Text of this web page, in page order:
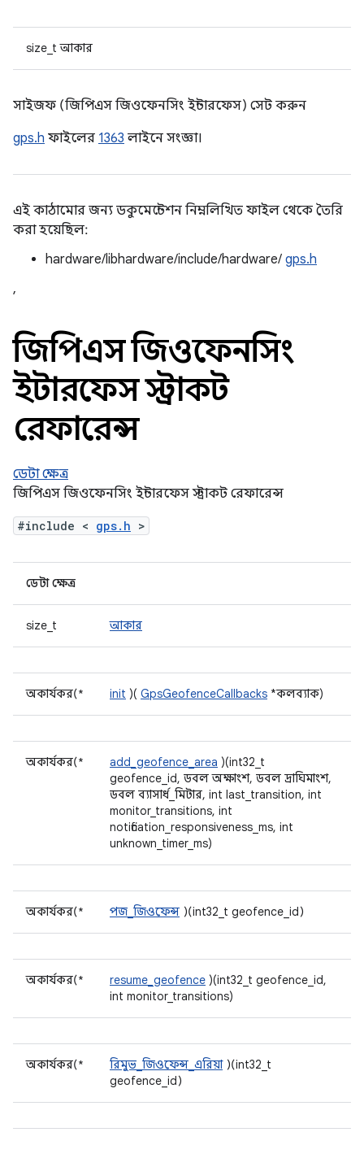
size_t আকার
সাইজফ (জিপিএস জিওফেনসিং ইন্টারফেস) সেট করুন
gps.h ফাইলের 1363 লাইনে সংজ্ঞা।
এই কাঠামোর জন্য ডকুমেন্টেশন নিম্নলিখিত ফাইল থেকে তৈরি
করা হয়েছিল:
hardware/libhardware/include/hardware/ gps.h
,
জিপিএস জিওফেনসিং
ইন্টারফেস স্ট্রাকট
রেফারেন্স
ডেটা ক্ষেত্র
জিপিএস জিওফেনসিং ইন্টারফেস স্ট্রাকট রেফারেন্স
#include < gps.h >
ডেটা ক্ষেত্র
size_t আকার
অকার্যকর(* init )( GpsGeofenceCallbacks *কলব্যাক)
অকার্যকর(* add_geofence_area )(int32_t
geofence_id, ডবল অক্ষাংশ, ডবল দ্রাঘিমাংশ,
ডবল ব্যাসার্ধ_মিটার, int last_transition, int
monitor_transitions, int
notification_responsiveness_ms, int
unknown_timer_ms)
অকার্যকর(* পজ_জিওফেন্স )(int32_t geofence_id)
অকার্যকর(* resume_geofence )(int32_t geofence_id,
int monitor_transitions)
অকার্যকর(* রিমুভ_জিওফেন্স_এরিয়া)(int32_t
geofence_id)